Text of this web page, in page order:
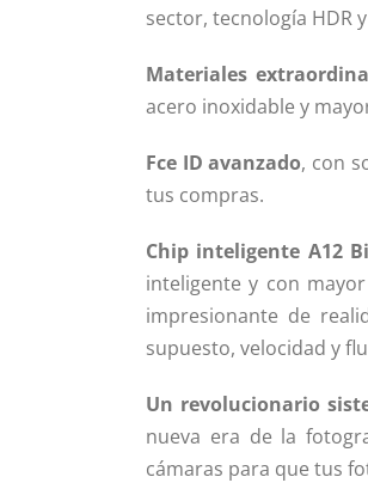
sector, tecnología HDR
Materiales
acero inoxidable y
Fce ID avanzado, con
tus compras.
Chip inteligente A12
inteligente y con
impresionante de
supuesto, velocidad y
Un revolucionario
nueva era de la
cámaras para que tus